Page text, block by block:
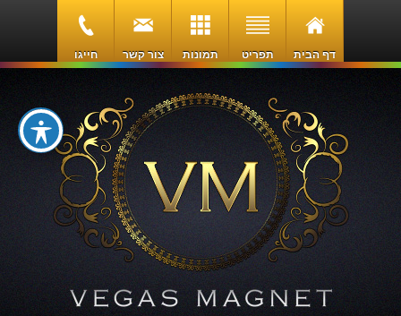
דף הבית תפריט תמונות צור קשר חייגו